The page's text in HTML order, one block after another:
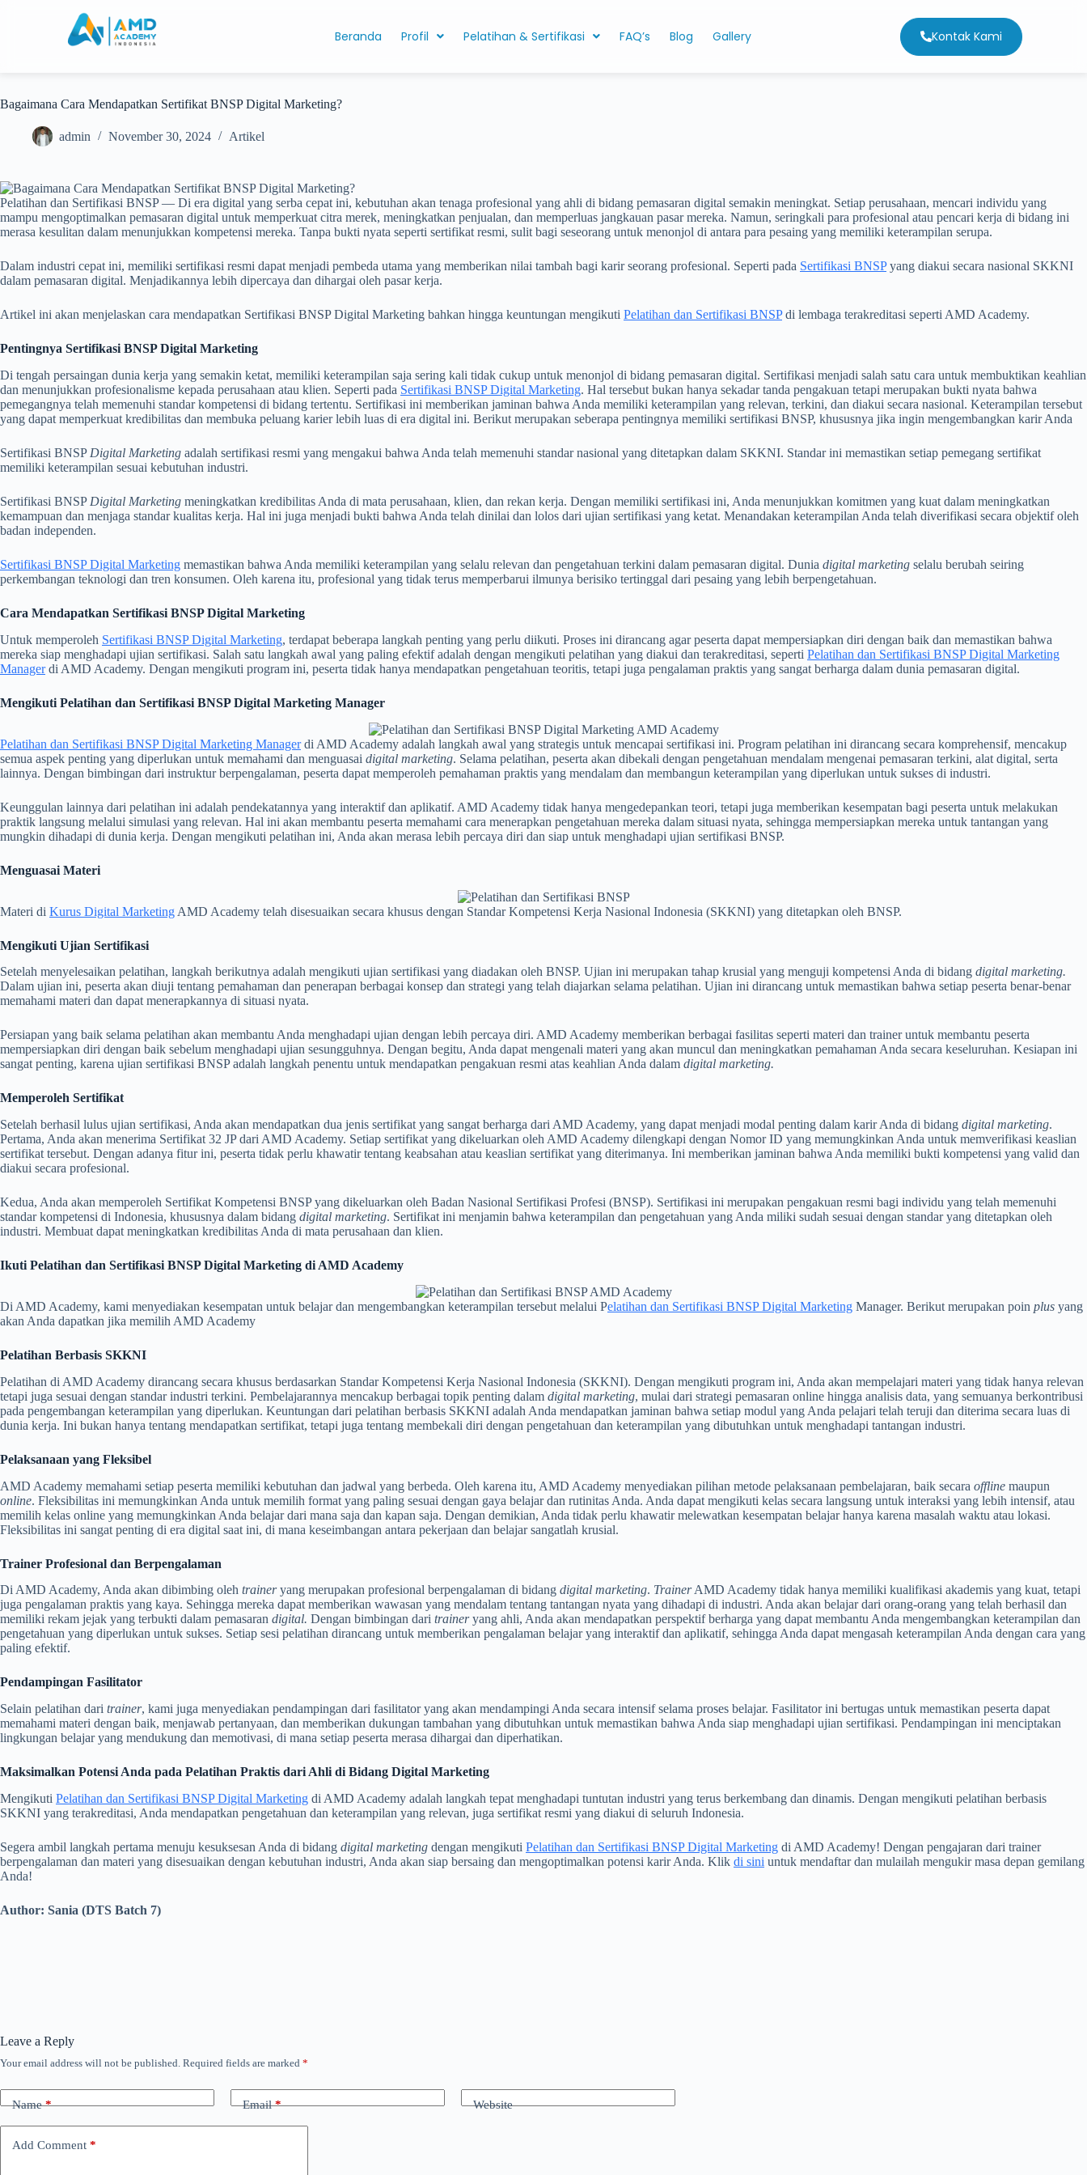
Beranda Profil Pelatihan & Sertifikasi FAQ’s Blog Gallery Kontak Kami
Bagaimana Cara Mendapatkan Sertifikat BNSP Digital Marketing?
admin November 30, 2024 Artikel
Pelatihan dan Sertifikasi BNSP — Di era digital yang serba cepat ini, kebutuhan akan tenaga profesional yang ahli di bidang pemasaran digital semakin meningkat. Setiap perusahaan, mencari individu yang
mampu mengoptimalkan pemasaran digital untuk memperkuat citra merek, meningkatkan penjualan, dan memperluas jangkauan pasar mereka. Namun, seringkali para profesional atau pencari kerja di bidang ini
merasa kesulitan dalam menunjukkan kompetensi mereka. Tanpa bukti nyata seperti sertifikat resmi, sulit bagi seseorang untuk menonjol di antara para pesaing yang memiliki keterampilan serupa.
Dalam industri cepat ini, memiliki sertifikasi resmi dapat menjadi pembeda utama yang memberikan nilai tambah bagi karir seorang profesional. Seperti pada Sertifikasi BNSPyang diakui secara nasional SKKNI
dalam pemasaran digital. Menjadikannya lebih dipercaya dan dihargai oleh pasar kerja.
Artikel ini akan menjelaskan cara mendapatkan Sertifikasi BNSP Digital Marketing bahkan hingga keuntungan mengikuti Pelatihan dan Sertifikasi BNSPdi lembaga terakreditasi seperti AMD Academy.
Pentingnya Sertifikasi BNSP Digital Marketing
Di tengah persaingan dunia kerja yang semakin ketat, memiliki keterampilan saja sering kali tidak cukup untuk menonjol di bidang pemasaran digital. Sertifikasi menjadi salah satu cara untuk membuktikan keahlian
dan menunjukkan profesionalisme kepada perusahaan atau klien. Seperti pada Sertifikasi BNSP Digital Marketing. Hal tersebut bukan hanya sekadar tanda pengakuan tetapi merupakan bukti nyata bahwa
pemegangnya telah memenuhi standar kompetensi di bidang tertentu. Sertifikasi ini memberikan jaminan bahwa Anda memiliki keterampilan yang relevan, terkini, dan diakui secara nasional. Keterampilan tersebut
yang dapat memperkuat kredibilitas dan membuka peluang karier lebih luas di era digital ini. Berikut merupakan seberapa pentingnya memiliki sertifikasi BNSP, khususnya jika ingin mengembangkan karir Anda
Sertifikasi BNSP Digital Marketing adalah sertifikasi resmi yang mengakui bahwa Anda telah memenuhi standar nasional yang ditetapkan dalam SKKNI. Standar ini memastikan setiap pemegang sertifikat
memiliki keterampilan sesuai kebutuhan industri.
Sertifikasi BNSP Digital Marketing meningkatkan kredibilitas Anda di mata perusahaan, klien, dan rekan kerja. Dengan memiliki sertifikasi ini, Anda menunjukkan komitmen yang kuat dalam meningkatkan
kemampuan dan menjaga standar kualitas kerja. Hal ini juga menjadi bukti bahwa Anda telah dinilai dan lolos dari ujian sertifikasi yang ketat. Menandakan keterampilan Anda telah diverifikasi secara objektif oleh
badan independen.
Sertifikasi BNSP Digital Marketing memastikan bahwa Anda memiliki keterampilan yang selalu relevan dan pengetahuan terkini dalam pemasaran digital. Dunia digital marketing selalu berubah seiring
perkembangan teknologi dan tren konsumen. Oleh karena itu, profesional yang tidak terus memperbarui ilmunya berisiko tertinggal dari pesaing yang lebih berpengetahuan.
Cara Mendapatkan Sertifikasi BNSP Digital Marketing
Untuk memperoleh Sertifikasi BNSP Digital Marketing, terdapat beberapa langkah penting yang perlu diikuti. Proses ini dirancang agar peserta dapat mempersiapkan diri dengan baik dan memastikan bahwa
mereka siap menghadapi ujian sertifikasi. Salah satu langkah awal yang paling efektif adalah dengan mengikuti pelatihan yang diakui dan terakreditasi, seperti Pelatihan dan Sertifikasi BNSP Digital Marketing
Managerdi AMD Academy. Dengan mengikuti program ini, peserta tidak hanya mendapatkan pengetahuan teoritis, tetapi juga pengalaman praktis yang sangat berharga dalam dunia pemasaran digital.
Mengikuti Pelatihan dan Sertifikasi BNSP Digital Marketing Manager
Pelatihan dan Sertifikasi BNSP Digital Marketing Managerdi AMD Academy adalah langkah awal yang strategis untuk mencapai sertifikasi ini. Program pelatihan ini dirancang secara komprehensif, mencakup
semua aspek penting yang diperlukan untuk memahami dan menguasai digital marketing. Selama pelatihan, peserta akan dibekali dengan pengetahuan mendalam mengenai pemasaran terkini, alat digital, serta
lainnya. Dengan bimbingan dari instruktur berpengalaman, peserta dapat memperoleh pemahaman praktis yang mendalam dan membangun keterampilan yang diperlukan untuk sukses di industri.
Keunggulan lainnya dari pelatihan ini adalah pendekatannya yang interaktif dan aplikatif. AMD Academy tidak hanya mengedepankan teori, tetapi juga memberikan kesempatan bagi peserta untuk melakukan
praktik langsung melalui simulasi yang relevan. Hal ini akan membantu peserta memahami cara menerapkan pengetahuan mereka dalam situasi nyata, sehingga mempersiapkan mereka untuk tantangan yang
mungkin dihadapi di dunia kerja. Dengan mengikuti pelatihan ini, Anda akan merasa lebih percaya diri dan siap untuk menghadapi ujian sertifikasi BNSP.
Menguasai Materi
Materi di Kurus Digital Marketing AMD Academy telah disesuaikan secara khusus dengan Standar Kompetensi Kerja Nasional Indonesia (SKKNI) yang ditetapkan oleh BNSP.
Mengikuti Ujian Sertifikasi
Setelah menyelesaikan pelatihan, langkah berikutnya adalah mengikuti ujian sertifikasi yang diadakan oleh BNSP. Ujian ini merupakan tahap krusial yang menguji kompetensi Anda di bidang digital marketing.
Dalam ujian ini, peserta akan diuji tentang pemahaman dan penerapan berbagai konsep dan strategi yang telah diajarkan selama pelatihan. Ujian ini dirancang untuk memastikan bahwa setiap peserta benar-benar
memahami materi dan dapat menerapkannya di situasi nyata.
Persiapan yang baik selama pelatihan akan membantu Anda menghadapi ujian dengan lebih percaya diri. AMD Academy memberikan berbagai fasilitas seperti materi dan trainer untuk membantu peserta
mempersiapkan diri dengan baik sebelum menghadapi ujian sesungguhnya. Dengan begitu, Anda dapat mengenali materi yang akan muncul dan meningkatkan pemahaman Anda secara keseluruhan. Kesiapan ini
sangat penting, karena ujian sertifikasi BNSP adalah langkah penentu untuk mendapatkan pengakuan resmi atas keahlian Anda dalam digital marketing.
Memperoleh Sertifikat
Setelah berhasil lulus ujian sertifikasi, Anda akan mendapatkan dua jenis sertifikat yang sangat berharga dari AMD Academy, yang dapat menjadi modal penting dalam karir Anda di bidang digital marketing.
Pertama, Anda akan menerima Sertifikat 32 JP dari AMD Academy. Setiap sertifikat yang dikeluarkan oleh AMD Academy dilengkapi dengan Nomor ID yang memungkinkan Anda untuk memverifikasi keaslian
sertifikat tersebut. Dengan adanya fitur ini, peserta tidak perlu khawatir tentang keabsahan atau keaslian sertifikat yang diterimanya. Ini memberikan jaminan bahwa Anda memiliki bukti kompetensi yang valid dan
diakui secara profesional.
Kedua, Anda akan memperoleh Sertifikat Kompetensi BNSP yang dikeluarkan oleh Badan Nasional Sertifikasi Profesi (BNSP). Sertifikasi ini merupakan pengakuan resmi bagi individu yang telah memenuhi
standar kompetensi di Indonesia, khususnya dalam bidang digital marketing. Sertifikat ini menjamin bahwa keterampilan dan pengetahuan yang Anda miliki sudah sesuai dengan standar yang ditetapkan oleh
industri. Membuat dapat meningkatkan kredibilitas Anda di mata perusahaan dan klien.
Ikuti Pelatihan dan Sertifikasi BNSP Digital Marketing di AMD Academy
Di AMD Academy, kami menyediakan kesempatan untuk belajar dan mengembangkan keterampilan tersebut melalui Pelatihan dan Sertifikasi BNSP Digital Marketing Manager. Berikut merupakan poin plus yang
akan Anda dapatkan jika memilih AMD Academy
Pelatihan Berbasis SKKNI
Pelatihan di AMD Academy dirancang secara khusus berdasarkan Standar Kompetensi Kerja Nasional Indonesia (SKKNI). Dengan mengikuti program ini, Anda akan mempelajari materi yang tidak hanya relevan
tetapi juga sesuai dengan standar industri terkini. Pembelajarannya mencakup berbagai topik penting dalam digital marketing, mulai dari strategi pemasaran online hingga analisis data, yang semuanya berkontribusi
pada pengembangan keterampilan yang diperlukan. Keuntungan dari pelatihan berbasis SKKNI adalah Anda mendapatkan jaminan bahwa setiap modul yang Anda pelajari telah teruji dan diterima secara luas di
dunia kerja. Ini bukan hanya tentang mendapatkan sertifikat, tetapi juga tentang membekali diri dengan pengetahuan dan keterampilan yang dibutuhkan untuk menghadapi tantangan industri.
Pelaksanaan yang Fleksibel
AMD Academy memahami setiap peserta memiliki kebutuhan dan jadwal yang berbeda. Oleh karena itu, AMD Academy menyediakan pilihan metode pelaksanaan pembelajaran, baik secara offline maupun
online. Fleksibilitas ini memungkinkan Anda untuk memilih format yang paling sesuai dengan gaya belajar dan rutinitas Anda. Anda dapat mengikuti kelas secara langsung untuk interaksi yang lebih intensif, atau
memilih kelas online yang memungkinkan Anda belajar dari mana saja dan kapan saja. Dengan demikian, Anda tidak perlu khawatir melewatkan kesempatan belajar hanya karena masalah waktu atau lokasi.
Fleksibilitas ini sangat penting di era digital saat ini, di mana keseimbangan antara pekerjaan dan belajar sangatlah krusial.
Trainer Profesional dan Berpengalaman
Di AMD Academy, Anda akan dibimbing oleh traineryang merupakan profesional berpengalaman di bidang digital marketing. TrainerAMD Academy tidak hanya memiliki kualifikasi akademis yang kuat, tetapi
juga pengalaman praktis yang kaya. Sehingga mereka dapat memberikan wawasan yang mendalam tentang tantangan nyata yang dihadapi di industri. Anda akan belajar dari orang-orang yang telah berhasil dan
memiliki rekam jejak yang terbukti dalam pemasaran digital. Dengan bimbingan dari traineryang ahli, Anda akan mendapatkan perspektif berharga yang dapat membantu Anda mengembangkan keterampilan dan
pengetahuan yang diperlukan untuk sukses. Setiap sesi pelatihan dirancang untuk memberikan pengalaman belajar yang interaktif dan aplikatif, sehingga Anda dapat mengasah keterampilan Anda dengan cara yang
paling efektif.
Pendampingan Fasilitator
Selain pelatihan dari trainer, kami juga menyediakan pendampingan dari fasilitator yang akan mendampingi Anda secara intensif selama proses belajar. Fasilitator ini bertugas untuk memastikan peserta dapat
memahami materi dengan baik, menjawab pertanyaan, dan memberikan dukungan tambahan yang dibutuhkan untuk memastikan bahwa Anda siap menghadapi ujian sertifikasi. Pendampingan ini menciptakan
lingkungan belajar yang mendukung dan memotivasi, di mana setiap peserta merasa dihargai dan diperhatikan.
Maksimalkan Potensi Anda pada Pelatihan Praktis dari Ahli di Bidang Digital Marketing
Mengikuti Pelatihan dan Sertifikasi BNSP Digital Marketing di AMD Academy adalah langkah tepat menghadapi tuntutan industri yang terus berkembang dan dinamis. Dengan mengikuti pelatihan berbasis
SKKNI yang terakreditasi, Anda mendapatkan pengetahuan dan keterampilan yang relevan, juga sertifikat resmi yang diakui di seluruh Indonesia.
Segera ambil langkah pertama menuju kesuksesan Anda di bidang digital marketing dengan mengikuti Pelatihan dan Sertifikasi BNSP Digital Marketing di AMD Academy! Dengan pengajaran dari trainer
berpengalaman dan materi yang disesuaikan dengan kebutuhan industri, Anda akan siap bersaing dan mengoptimalkan potensi karir Anda. Klik di sini untuk mendaftar dan mulailah mengukir masa depan gemilang
Anda!
Author: Sania (DTS Batch 7)
Leave a Reply
Your email address will not be published. Required fields are marked *
Name* Email* Website
Add Comment *